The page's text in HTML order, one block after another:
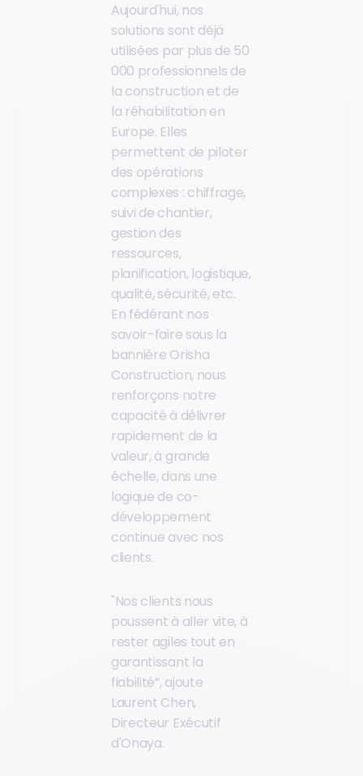
Aujourd'hui, nos
solutions sont déjà
utilisées par plus de 50
000 professionnels de
la construction et de
la réhabilitation en
Europe. Elles
permettent de piloter
des opérations
complexes : chiffrage,
suivi de chantier,
gestion des
ressources,
planification, logistique,
qualité, sécurité, etc.
En fédérant nos
savoir-faire sous la
bannière Orisha
Construction, nous
renforçons notre
capacité à délivrer
rapidement de la
valeur, à grande
échelle, dans une
logique de co-
développement
continue avec nos
clients.
"Nos clients nous
poussent à aller vite, à
rester agiles tout en
garantissant la
fiabilité”, ajoute
Laurent Chen,
Directeur Exécutif
d'Onaya.